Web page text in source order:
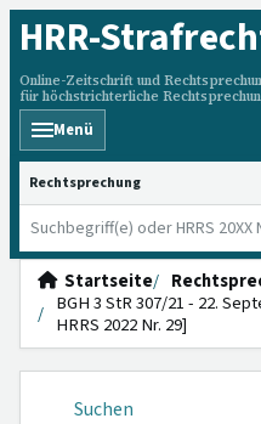
HRR-
Online-Zeitschrift und
für höchstrichterliche
Menü
HRRS durchsuchen
Startseite
BGH 3 StR 307/21 - 22.
HRRS 2022 Nr. 29]
Suchen